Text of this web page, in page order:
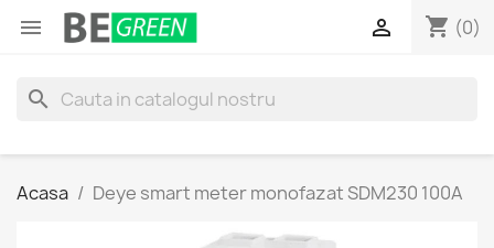
 shopping_cart (0)

search
Acasa Deye smart meter monofazat SDM230 100A